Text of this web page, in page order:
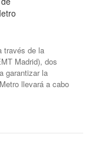
través de la
Madrid), dos
garantizar la
llevará a cabo